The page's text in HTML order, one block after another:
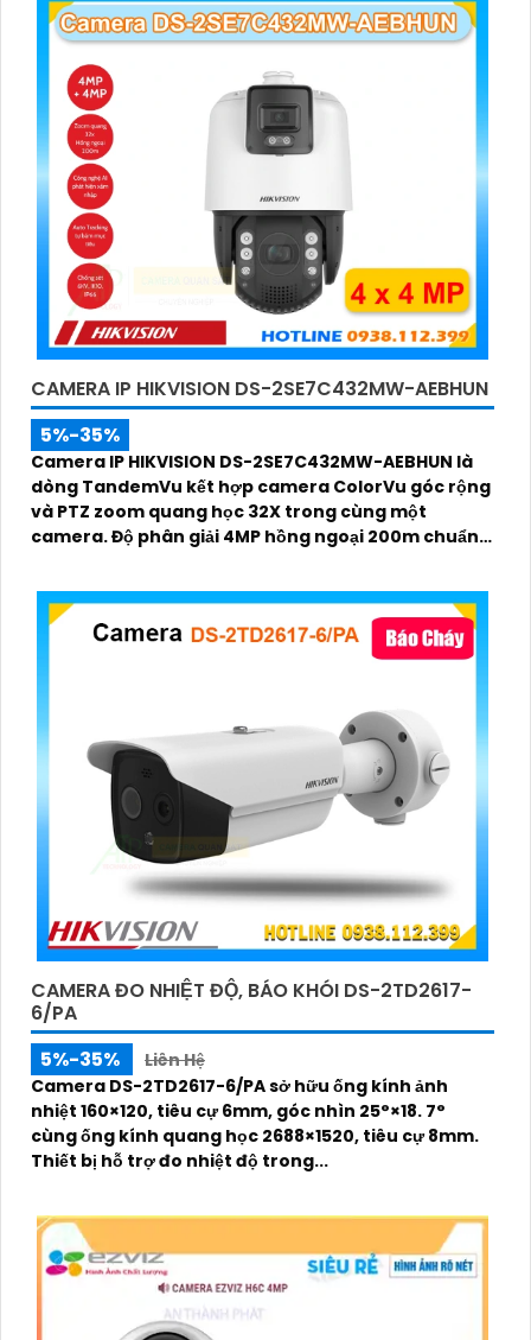
CAMERA IP HIKVISION DS-2SE7C432MW-AEBHUN
5%-35%
Camera IP HIKVISION DS-2SE7C432MW-AEBHUN là
dòng TandemVu kết hợp camera ColorVu góc rộng
và PTZ zoom quang học 32X trong cùng một
camera. Độ phân giải 4MP hồng ngoại 200m chuẩn
CAMERA ĐO NHIỆT ĐỘ, BÁO KHÓI DS-2TD2617-
6/PA
5%-35%
Liên Hệ
Camera DS-2TD2617-6/PA sở hữu ống kính ảnh
nhiệt 160×120, tiêu cự 6mm, góc nhìn 25°×18. 7°
cùng ống kính quang học 2688×1520, tiêu cự 8mm.
Thiết bị hỗ trợ đo nhiệt độ trong...